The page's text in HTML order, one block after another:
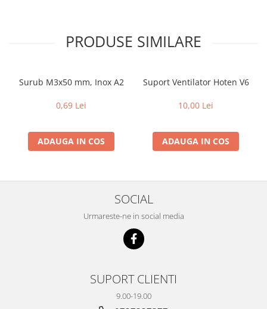
PRODUSE SIMILARE
Surub M3x50 mm, Inox A2
0,69 Lei
ADAUGA IN COS
Suport Ventilator Hoten V6
10,00 Lei
ADAUGA IN COS
SOCIAL
Urmareste-ne in social media
SUPORT CLIENTI
9.00-19.00